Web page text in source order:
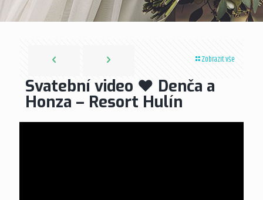
Zobrazit vše
Svatební video ❤ Denča a
Honza – Resort Hulín